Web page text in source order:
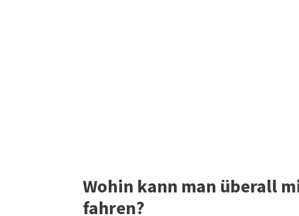
Wohin kann man überall
fahren?